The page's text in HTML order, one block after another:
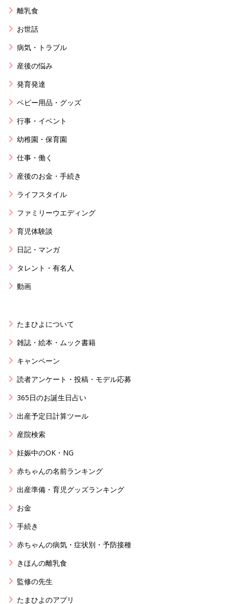
離乳食
お世話
病気・トラブル
産後の悩み
発育発達
ベビー用品・グッズ
行事・イベント
幼稚園・保育園
仕事・働く
産後のお金・手続き
ライフスタイル
ファミリーウエディング
育児体験談
日記・マンガ
タレント・有名人
動画
たまひよについて
雑誌・絵本・ムック書籍
キャンペーン
読者アンケート・投稿・モデル応募
365日のお誕生日占い
出産予定日計算ツール
産院検索
妊娠中のOK・NG
赤ちゃんの名前ランキング
出産準備・育児グッズランキング
お金
手続き
赤ちゃんの病気・症状別・予防接種
きほんの離乳食
監修の先生
たまひよのアプリ